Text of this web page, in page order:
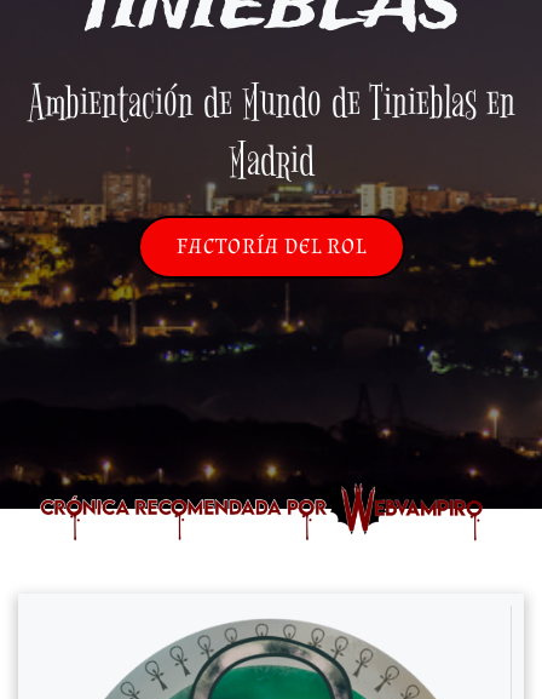
Ambientación de Mundo de Tinieblas en
Madrid
FACTORÍA DEL ROL